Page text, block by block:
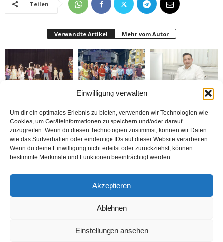
Einwilligung verwalten
Um dir ein optimales Erlebnis zu bieten, verwenden wir Technologien wie
Cookies, um Geräteinformationen zu speichern und/oder darauf
zuzugreifen. Wenn du diesen Technologien zustimmst, können wir Daten
wie das Surfverhalten oder eindeutige IDs auf dieser Website verarbeiten.
Wenn du deine Einwilligung nicht erteilst oder zurückziehst, können
bestimmte Merkmale und Funktionen beeinträchtigt werden.
Akzeptieren
Ablehnen
Einstellungen ansehen
Teilen
Verwandte Artikel Mehr vom Autor
Festivali yapıldı
Yabancılar Haftası
donduruldu
Wiedenbrück’e açtı
Bakım Sigortası
Danışmanlığı Yapıyoruz
sistemi ile çalışıyor